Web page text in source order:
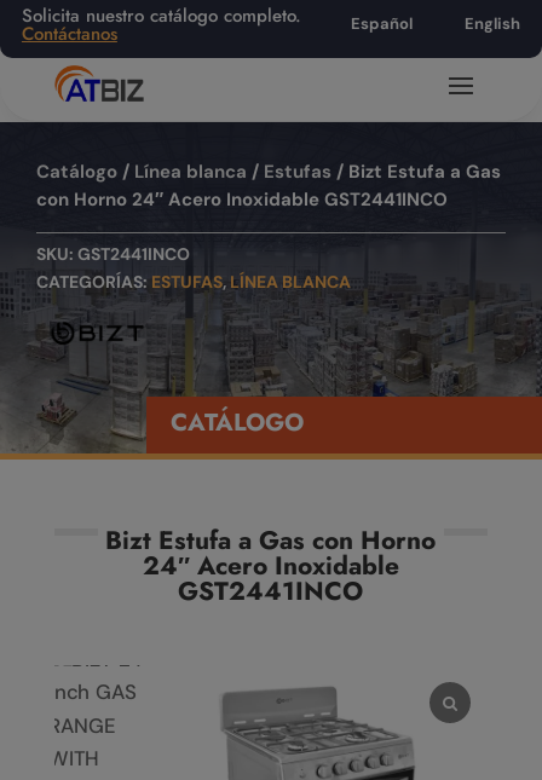
Solicita nuestro catálogo completo.
Contáctanos Español English
Catálogo / Línea blanca / Estufas / Bizt Estufa a Gas
con Horno 24″ Acero Inoxidable GST2441INCO
SKU: GST2441INCO
CATEGORÍAS: ESTUFAS, LÍNEA BLANCA
CATÁLOGO
Bizt Estufa a Gas con Horno
24″ Acero Inoxidable
GST2441INCO